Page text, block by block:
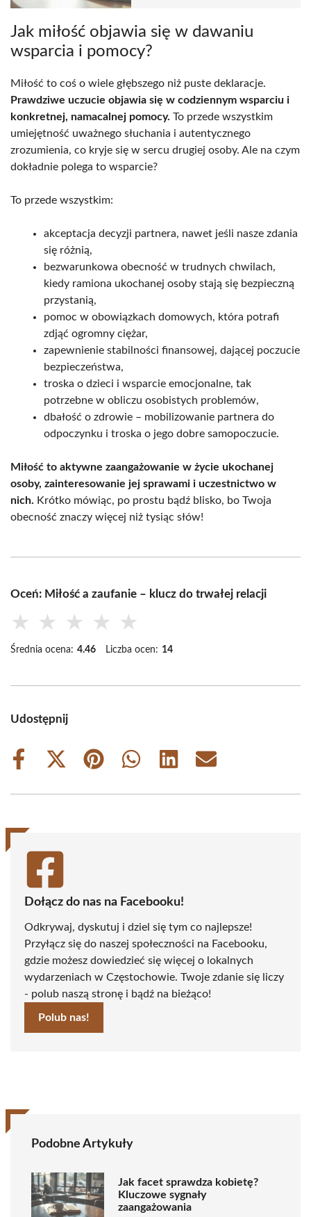
Jak miłość objawia się w dawaniu
wsparcia i pomocy?
Miłość to coś o wiele głębszego niż puste deklaracje.
Prawdziwe uczucie objawia się w codziennym wsparciu i
konkretnej, namacalnej pomocy. To przede wszystkim
umiejętność uważnego słuchania i autentycznego
zrozumienia, co kryje się w sercu drugiej osoby. Ale na czym
dokładnie polega to wsparcie?
To przede wszystkim:
akceptacja decyzji partnera, nawet jeśli nasze zdania
się różnią,
bezwarunkowa obecność w trudnych chwilach,
kiedy ramiona ukochanej osoby stają się bezpieczną
przystanią,
pomoc w obowiązkach domowych, która potrafi
zdjąć ogromny ciężar,
zapewnienie stabilności finansowej, dającej poczucie
bezpieczeństwa,
troska o dzieci i wsparcie emocjonalne, tak
potrzebne w obliczu osobistych problemów,
dbałość o zdrowie – mobilizowanie partnera do
odpoczynku i troska o jego dobre samopoczucie.
Miłość to aktywne zaangażowanie w życie ukochanej
osoby, zainteresowanie jej sprawami i uczestnictwo w
nich. Krótko mówiąc, po prostu bądź blisko, bo Twoja
obecność znaczy więcej niż tysiąc słów!
Oceń: Miłość a zaufanie – klucz do trwałej relacji
★ ★ ★ ★ ★
Średnia ocena: 4.46 Liczba ocen: 14
Udostępnij
Share
Share
(Twitter)
Share
Share
Share
Share
Dołącz do nas na Facebooku!
Odkrywaj, dyskutuj i dziel się tym co najlepsze!
Przyłącz się do naszej społeczności na Facebooku,
gdzie możesz dowiedzieć się więcej o lokalnych
wydarzeniach w Częstochowie. Twoje zdanie się liczy
- polub naszą stronę i bądź na bieżąco!
Polub nas!
Podobne Artykuły
Jak facet sprawdza kobietę?
Kluczowe sygnały
zaangażowania